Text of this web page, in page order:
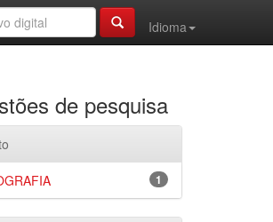
Idioma
de pesquisa
1